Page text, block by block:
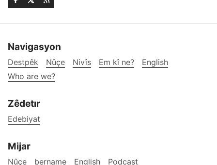
Navigasyon
Destpêk Nûçe Nivîs Em kî ne?
English
Who are we?
Zêdetır
Edebiyat
Mijar
Nûçe bername English Podcast